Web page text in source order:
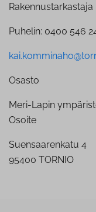
Rakennustarkastaja
Puhelin: 0400 546
Osasto
Meri-Lapin
Osoite
Suensaarenkatu 4
95400 TORNIO